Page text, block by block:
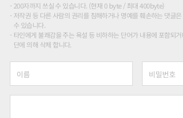
200자까지 쓰실 수 있습니다. (현재 0 byte / 최대 400byte)
저작권 등 다른 사람의 권리를 침해하거나 명예를 훼손하는 댓글
수 있습니다.
타인에게 불쾌감을 주는 욕설 등 비하하는 단어가 내용에 포함되
단에 의해 삭제 합니다.